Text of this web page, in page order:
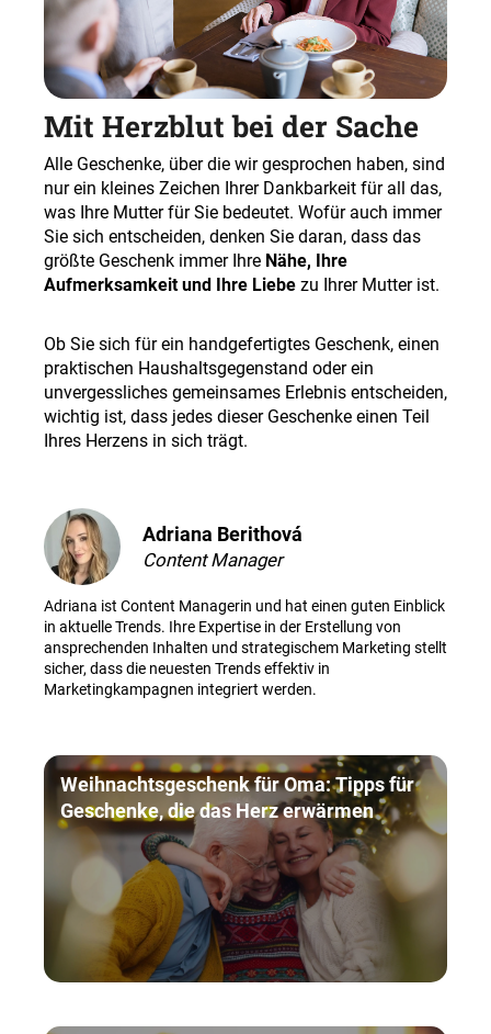
Mit Herzblut bei der Sache
Alle Geschenke, über die wir gesprochen haben, sind
nur ein kleines Zeichen Ihrer Dankbarkeit für all das,
was Ihre Mutter für Sie bedeutet. Wofür auch immer
Sie sich entscheiden, denken Sie daran, dass das
größte Geschenk immer Ihre Nähe, Ihre
Aufmerksamkeit und Ihre Liebe zu Ihrer Mutter ist.
Ob Sie sich für ein handgefertigtes Geschenk, einen
praktischen Haushaltsgegenstand oder ein
unvergessliches gemeinsames Erlebnis entscheiden,
wichtig ist, dass jedes dieser Geschenke einen Teil
Ihres Herzens in sich trägt.
Adriana Berithová
Content Manager
Adriana ist Content Managerin und hat einen guten Einblick
in aktuelle Trends. Ihre Expertise in der Erstellung von
ansprechenden Inhalten und strategischem Marketing stellt
sicher, dass die neuesten Trends effektiv in
Marketingkampagnen integriert werden.
Weihnachtsgeschenk für Oma: Tipps für
Geschenke, die das Herz erwärmen